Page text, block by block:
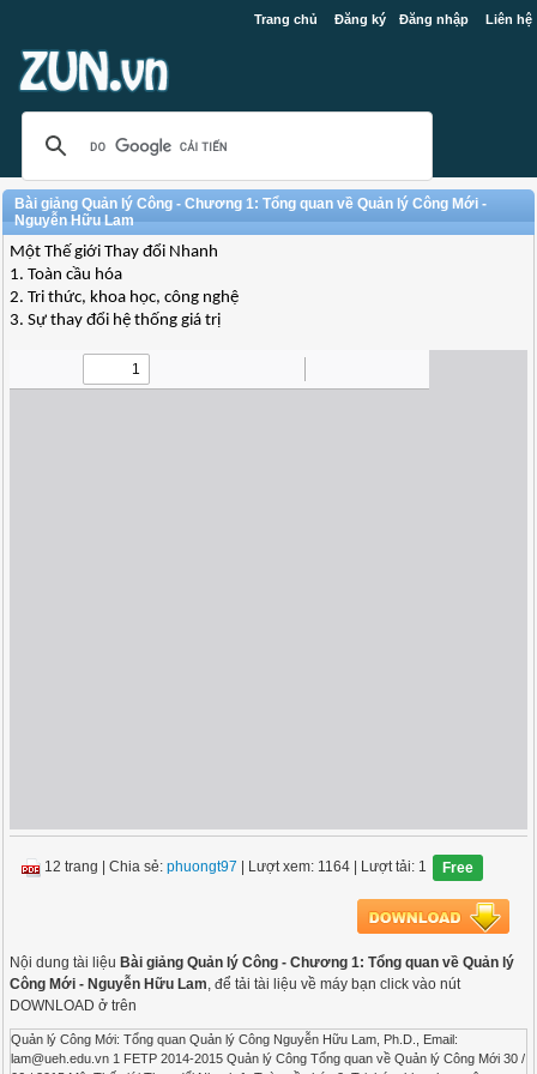
Trang chủ Đăng ký Đăng nhập Liên hệ
Bài giảng Quản lý Công - Chương 1: Tổng quan về Quản lý Công Mới -
Nguyễn Hữu Lam
Một Thế giới Thay đổi Nhanh
1. Toàn cầu hóa
2. Tri thức, khoa học, công nghệ
3. Sự thay đổi hệ thống giá trị
12 trang |Chia sẻ:phuongt97 | Lượt xem: 1164 | Lượt tải: 1 Free
Nội dung tài liệu Bài giảng Quản lý Công - Chương 1: Tổng quan về Quản lý
Công Mới - Nguyễn Hữu Lam, để tải tài liệu về máy bạn click vào nút
DOWNLOAD ở trên
Quản lý Công Mới: Tổng quan Quản lý Công Nguyễn Hữu Lam, Ph.D., Email:
lam@ueh.edu.vn 1 FETP 2014-2015 Quản lý Công Tổng quan về Quản lý Công Mới 30 /